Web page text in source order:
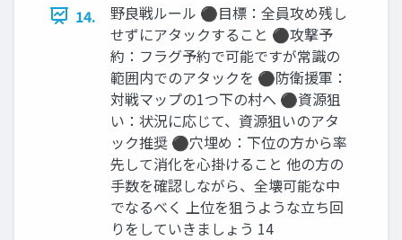
14.
野良戦ルール ⚫目標：全員攻め残し
せずにアタックすること ⚫攻撃予
約：フラグ予約で可能ですが常識の
範囲内でのアタックを ⚫防衛援軍：
対戦マップの1つ下の村へ ⚫資源狙
い：状況に応じて、資源狙いのアタ
ック推奨 ⚫穴埋め：下位の方から率
先して消化を心掛けること 他の方の
手数を確認しながら、全壊可能な中
でなるべく 上位を狙うような立ち回
りをしていきましょう 14